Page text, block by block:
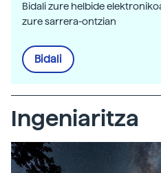
Bidali zure helbide
zure sarrera-ontzian
Bidali
Ingeniaritza